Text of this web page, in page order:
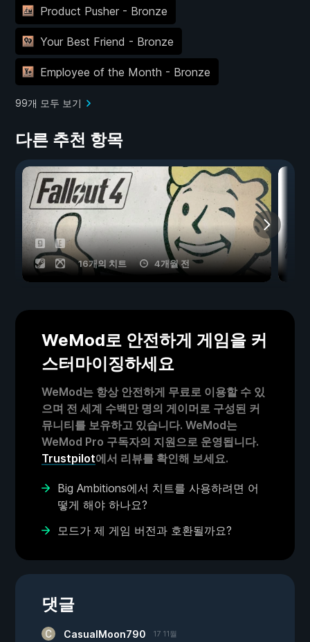
Product Pusher - Bronze
Your Best Friend - Bronze
Employee of the Month - Bronze
99개 모두 보기
다른 추천 항목
16개의 치트 4개월 전
WeMod로 안전하게 게임을 커
스터마이징하세요
WeMod는 항상 안전하게 무료로 이용할 수 있
으며 전 세계 수백만 명의 게이머로 구성된 커
뮤니티를 보유하고 있습니다. WeMod는
WeMod Pro 구독자의 지원으로 운영됩니다.
Trustpilot에서 리뷰를 확인해 보세요.
Big Ambitions에서 치트를 사용하려면 어
떻게 해야 하나요?
모드가 제 게임 버전과 호환될까요?
댓글
CasualMoon790 17 11월